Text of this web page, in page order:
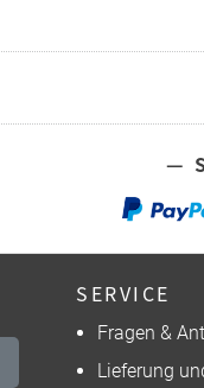
—
SERVICE
Fragen &
Lieferung